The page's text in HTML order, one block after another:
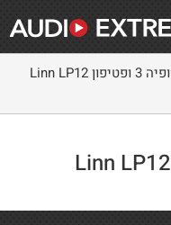
וילסון סופיה 3 ופטיפון Linn LP12
וילסון סופיה 3 ופטיפון Linn LP12